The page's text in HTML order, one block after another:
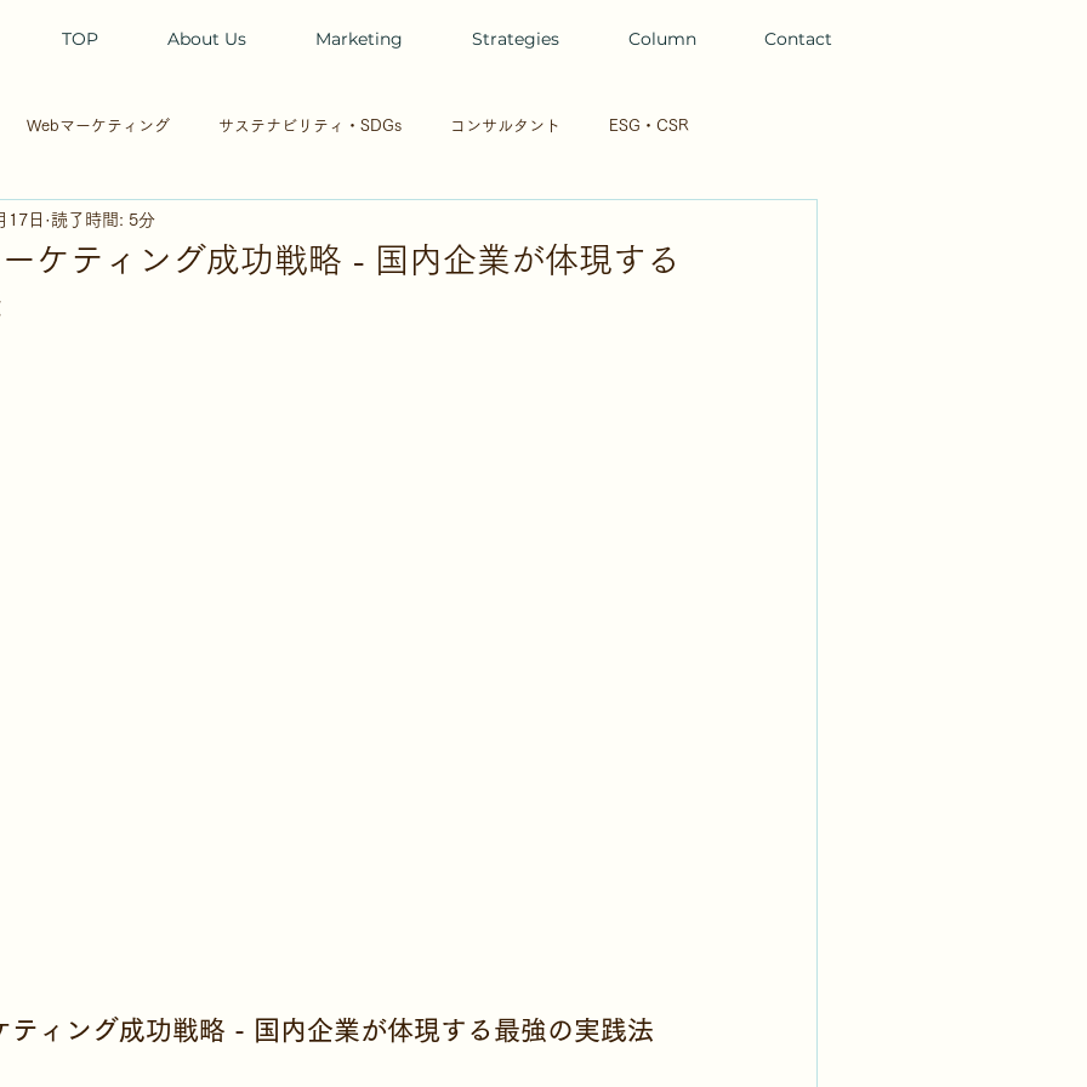
TOP About Us Marketing Strategies Column Contact
Webマーケティング サステナビリティ・SDGs コンサルタント ESG・CSR
海辺の部屋
イン
ケティング成功戦略 - 国内企業が体現する
17日 読了時間: 5分
ティング成功戦略 - 国内企業が体現する最強の実践法